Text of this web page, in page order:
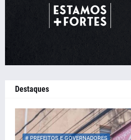
Destaques
# PREFEITOS E GOVERNADORES